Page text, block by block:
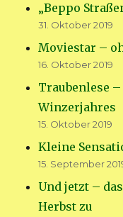
„Beppo
31. Oktober 2019
Moviestar –
16. Oktober 2019
Traubenlese
Winzerjahres
15. Oktober 2019
Kleine
15. September
Und jetzt –
Herbst zu